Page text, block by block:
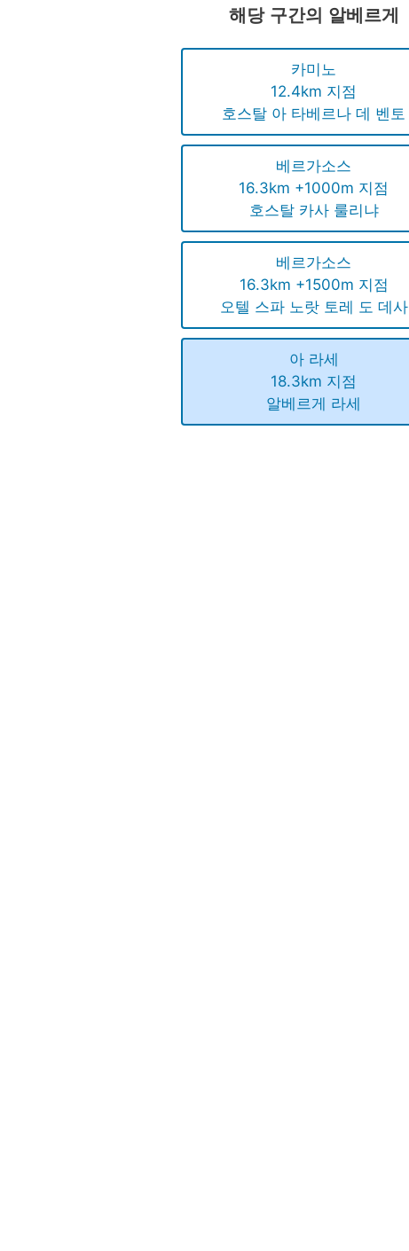
해당 구간의 알베르게
카미노
12.4km 지점
호스탈 아 타베르나 데 벤토
베르가소스
16.3km +1000m 지점
호스탈 카사 룰리냐
베르가소스
16.3km +1500m 지점
오텔 스파 노랏 토레 도 데사
아 라세
18.3km 지점
알베르게 라세